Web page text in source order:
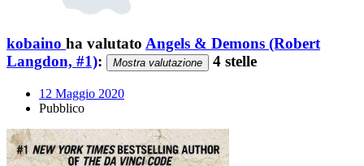
kobaino ha valutato Angels & Demons (Robert
Langdon, #1): Mostra valutazione 4 stelle
12 Maggio 2020
Pubblico